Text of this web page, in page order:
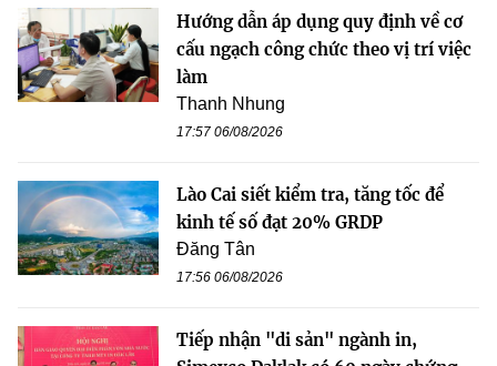
Hướng dẫn áp dụng quy định về cơ
cấu ngạch công chức theo vị trí việc
làm
Thanh Nhung
17:57 06/08/2026
Lào Cai siết kiểm tra, tăng tốc để
kinh tế số đạt 20% GRDP
Đăng Tân
17:56 06/08/2026
Tiếp nhận "di sản" ngành in,